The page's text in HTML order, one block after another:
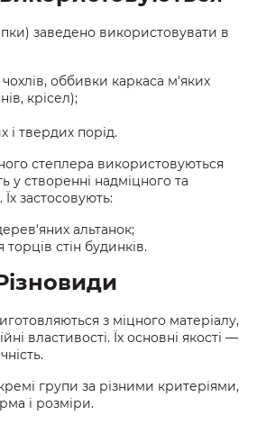
заведено використовувати в
оббивки каркаса м'яких
крісел);
і твердих порід.
степлера використовуються
у створенні надміцного та
застосовують:
альтанок;
стін будинків.
з міцного матеріалу,
властивості. Їх основні якості —
групи за різними критеріями,
і розміри.